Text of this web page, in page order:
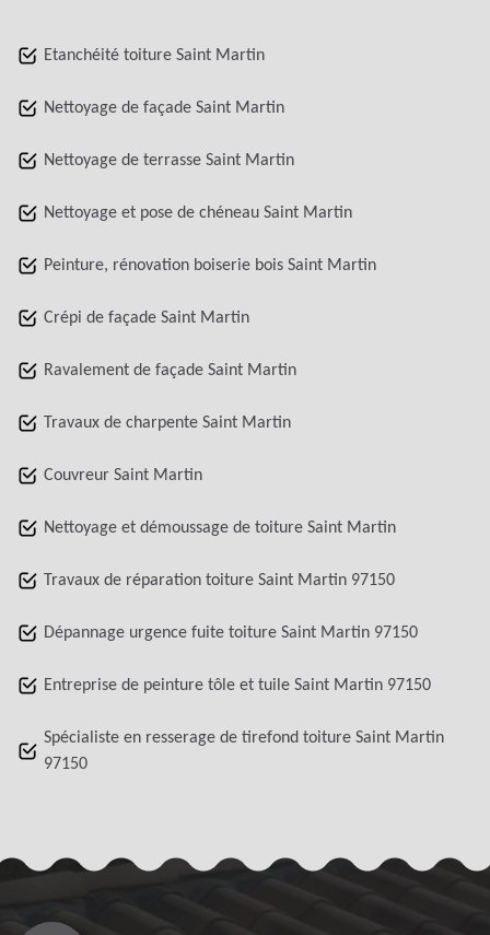
Etanchéité toiture Saint Martin
Nettoyage de façade Saint Martin
Nettoyage de terrasse Saint Martin
Nettoyage et pose de chéneau Saint Martin
Peinture, rénovation boiserie bois Saint Martin
Crépi de façade Saint Martin
Ravalement de façade Saint Martin
Travaux de charpente Saint Martin
Couvreur Saint Martin
Nettoyage et démoussage de toiture Saint Martin
Travaux de réparation toiture Saint Martin 97150
Dépannage urgence fuite toiture Saint Martin 97150
Entreprise de peinture tôle et tuile Saint Martin 97150
Spécialiste en resserage de tirefond toiture Saint Martin
97150